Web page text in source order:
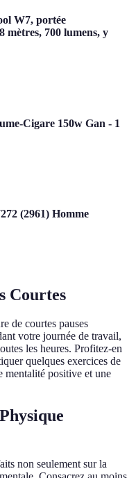
W7, portée
mètres, 700 lumens, y
Cigare 150w Gan - 1
(2961) Homme
Courtes
de courtes pauses
votre journée de travail,
les heures. Profitez-en
quelques exercices de
mentalité positive et une
non seulement sur la